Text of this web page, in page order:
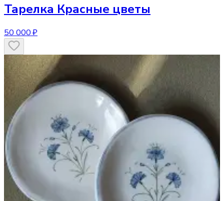
Тарелка Красные цветы
50 000 ₽